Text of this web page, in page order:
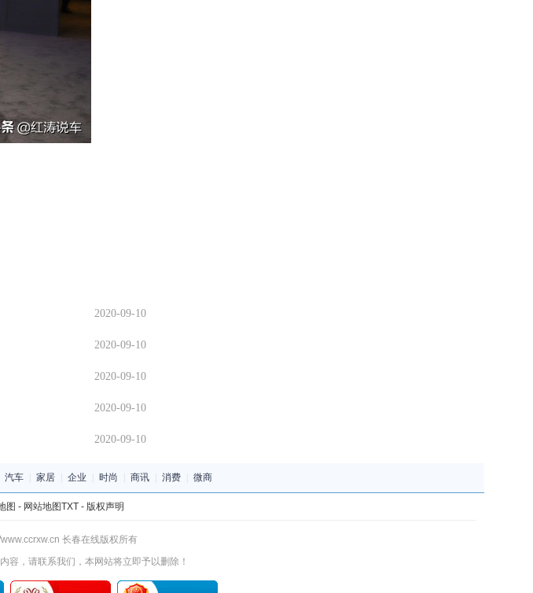
2020-09-10
2020-09-10
2020-09-10
2020-09-10
2020-09-10
汽车 家居 企业 时尚 商讯 消费 微商
图 - 网站地图TXT- 版权声明
长春在线版权所有
容，请联系我们，本网站将立即予以删除！